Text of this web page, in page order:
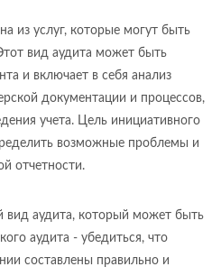
из услуг, которые могут быть
вид аудита может быть
и включает в себя анализ
документации и процессов,
учета. Цель инициативного
возможные проблемы и
отчетности.
вид аудита, который может быть
аудита - убедиться, что
составлены правильно и